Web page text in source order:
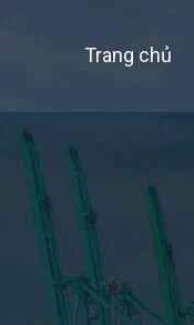
Trang chủ